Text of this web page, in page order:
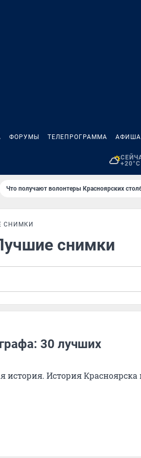
ФОРУМЫ ТЕЛЕПРОГРАММА АФИША
+20°C
Что получают волонтеры Красноярских
СНИМКИ
снимки
30 лучших
история. История Красноярска